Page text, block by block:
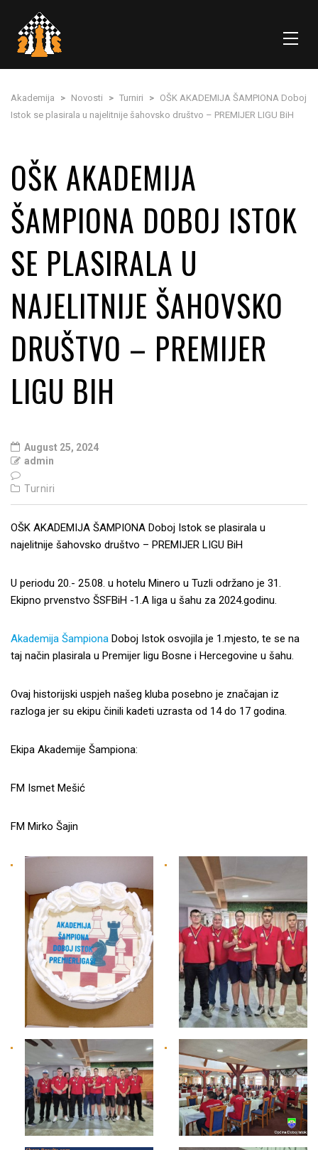
Akademija > Novosti > Turniri > OŠK AKADEMIJA ŠAMPIONA Doboj
Istok se plasirala u najelitnije šahovsko društvo – PREMIJER LIGU BiH
OŠK AKADEMIJA
ŠAMPIONA DOBOJ ISTOK
SE PLASIRALA U
NAJELITNIJE ŠAHOVSKO
DRUŠTVO – PREMIJER
LIGU BIH
August 25, 2024
admin
Turniri
OŠK AKADEMIJA ŠAMPIONA Doboj Istok se plasirala u
najelitnije šahovsko društvo – PREMIJER LIGU BiH
U periodu 20.- 25.08. u hotelu Minero u Tuzli održano je 31.
Ekipno prvenstvo ŠSFBiH -1.A liga u šahu za 2024.godinu.
Akademija Šampiona Doboj Istok osvojila je 1.mjesto, te se na
taj način plasirala u Premijer ligu Bosne i Hercegovine u šahu.
Ovaj historijski uspjeh našeg kluba posebno je značajan iz
razloga jer su ekipu činili kadeti uzrasta od 14 do 17 godina.
Ekipa Akademije Šampiona:
FM Ismet Mešić
FM Mirko Šajin